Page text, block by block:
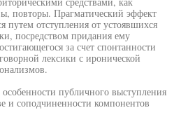
повторы. Прагматический эффект
путем отступления от устоявшихся
посредством придания ему
за счет спонтанности
лексики с иронической
публичного выступления
и соподчиненности компонентов